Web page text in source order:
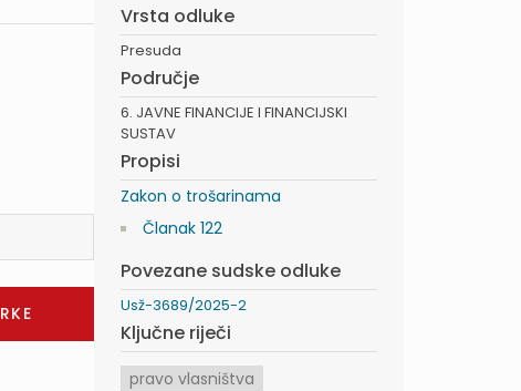
Vrsta odluke
Presuda
Područje
6. JAVNE FINANCIJE I FINANCIJSKI
SUSTAV
Propisi
Zakon o trošarinama
Članak 122
Povezane sudske odluke
Usž-3689/2025-2
Ključne riječi
pravo vlasništva